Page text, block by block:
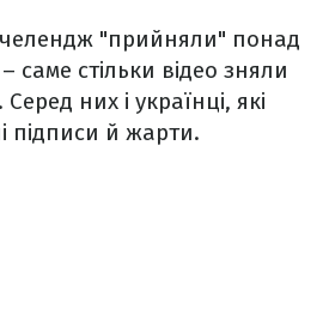
"прийняли" понад
саме стільки відео зняли
них і українці, які
підписи й жарти.